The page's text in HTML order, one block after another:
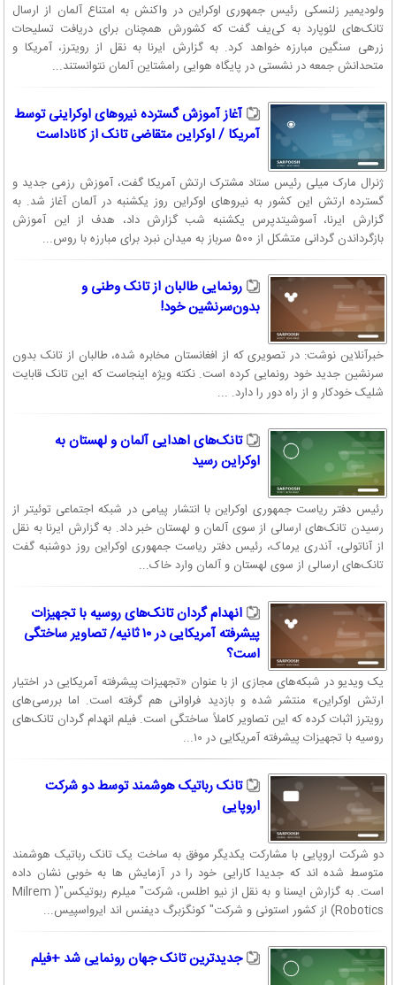
ولودیمیر زلنسکی رئیس جمهوری اوکراین در واکنش به امتناع آلمان از ارسال
تانک‌های لئوپارد به کی‌یف گفت که کشورش همچنان برای دریافت تسلیحات
زرهی سنگین مبارزه خواهد کرد. به گزارش ایرنا به نقل از رویترز، آمریکا و
متحدانش جمعه در نشستی در پایگاه هوایی رامشتاین آلمان نتوانستند...
آغاز آموزش گسترده نیروهای اوکراینی توسط
آمریکا / اوکراین متقاضی تانک از کاناداست
ژنرال مارک میلی رئیس ستاد مشترک ارتش آمریکا گفت، آموزش رزمی جدید و
گسترده ارتش این کشور به نیروهای اوکراین روز یکشنبه در آلمان آغاز شد. به
گزارش ایرنا، آسوشیتدپرس یکشنبه شب گزارش داد، هدف از این آموزش‌
بازگرداندن گردانی متشکل از ۵۰۰ سرباز به میدان نبرد برای مبارزه با روس‌...
رونمایی طالبان از تانک وطنی و
بدون‌سرنشین خود!
خبرآنلاین نوشت: در تصویری که از افغانستان مخابره شده، طالبان از تانک بدون
سرنشین جدید خود رونمایی کرده است. نکته ویژه اینجاست که این تانک قابایت
شلیک خودکار و از راه دور را دارد. ...
تانک‌های اهدایی آلمان و لهستان به
اوکراین رسید
رئیس دفتر ریاست جمهوری اوکراین با انتشار پیامی در شبکه اجتماعی توئیتر از
رسیدن تانک‌های ارسالی از سوی آلمان و لهستان خبر داد. به گزارش ایرنا به نقل
از آناتولی، آندری یرماک، رئیس دفتر ریاست جمهوری اوکراین روز دوشنبه گفت
تانک‌های ارسالی از سوی لهستان و آلمان وارد خاک...
انهدام گردان تانک‌های روسیه با تجهیزات
پیشرفته آمریکایی در ۱۰ ثانیه/ تصاویر ساختگی
است؟
یک ویدیو در شبکه‌های مجازی از با عنوان «تجهیزات پیشرفته آمریکایی در اختیار
ارتش اوکراین» منتشر شده و بازدید فراوانی هم گرفته است. اما بررسی‌های
رویترز اثبات کرده که این تصاویر کاملاً ساختگی است. فیلم انهدام گردان تانک‌های
روسیه با تجهیزات پیشرفته آمریکایی در ۱۰...
تانک رباتیک هوشمند توسط دو شرکت
اروپایی
دو شرکت اروپایی با مشارکت یکدیگر موفق به ساخت یک تانک رباتیک هوشمند
متوسط شده اند که جدیدا کارایی خود را در آزمایش ها به خوبی نشان داده
است. به گزارش ایسنا و به نقل از نیو اطلس، شرکت" میلرم ربوتیکس"( Milrem
Robotics) از کشور استونی و شرکت" کونگزبرگ دیفنس اند ایرواسپیس...
جدیدترین تانک جهان رونمایی شد +فیلم